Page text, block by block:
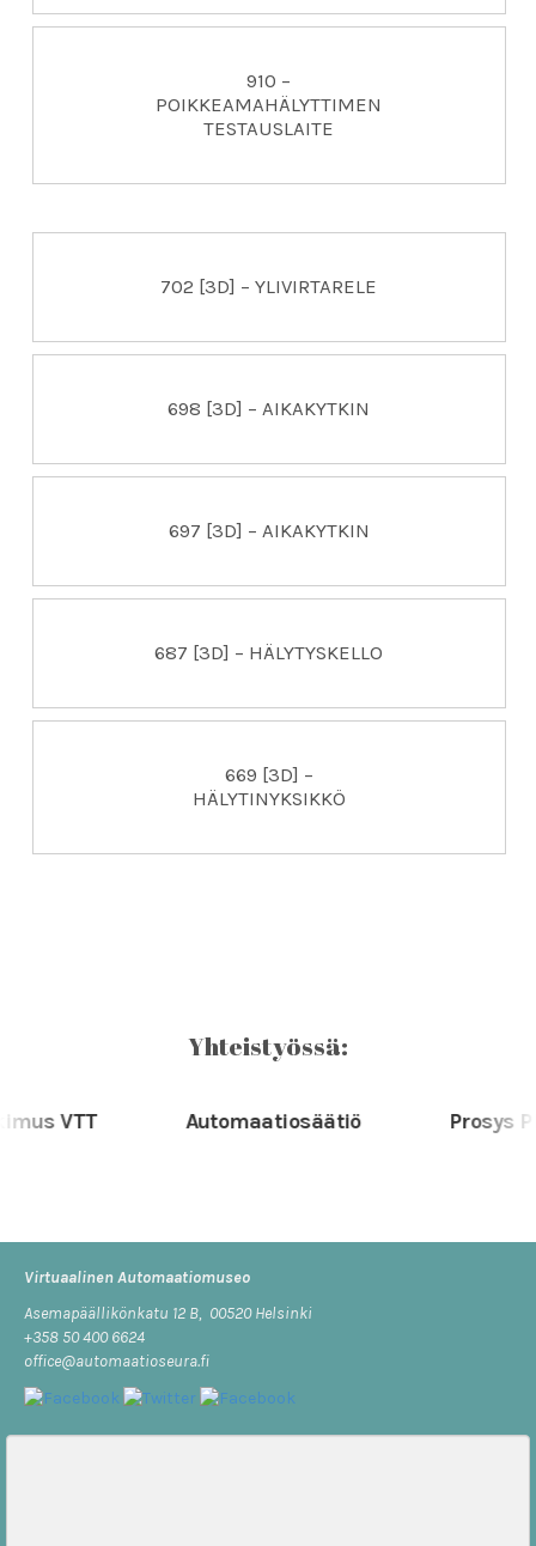
910 –
POIKKEAMAHÄLYTTIMEN
TESTAUSLAITE
702 [3D] – YLIVIRTARELE
698 [3D] – AIKAKYTKIN
697 [3D] – AIKAKYTKIN
687 [3D] – HÄLYTYSKELLO
669 [3D] –
HÄLYTINYKSIKKÖ
Yhteistyössä:
VTT Automaatiosäätiö Prosys PMS
Virtuaalinen Automaatiomuseo
Asemapäällikönkatu 12 B, 00520 Helsinki
+358 50 400 6624
office@automaatioseura.fi
Viesti